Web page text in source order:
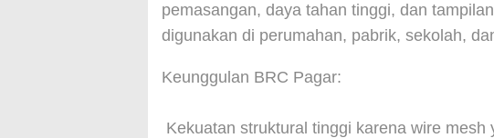
pemasangan, daya tahan tinggi, dan
digunakan di perumahan, pabrik, sekolah,
Keunggulan BRC Pagar:
Kekuatan struktural tinggi karena wire mesh